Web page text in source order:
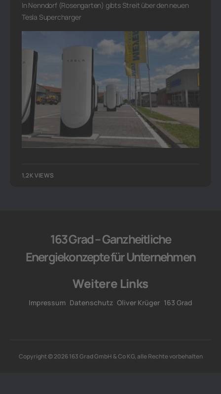
In Nenndorf (Rosengarten) gibts Streit über den neuen
Tesla Supercharger
1,2K VIEWS
163 Grad – Ganzheitliche
Energiekonzepte für Unternehmen
Weitere Links
Impressum Datenschutz Oliver Krüger 163 Grad
Copyright © 2026 163 Grad GmbH & Co KG, alle Rechte vorbehalten